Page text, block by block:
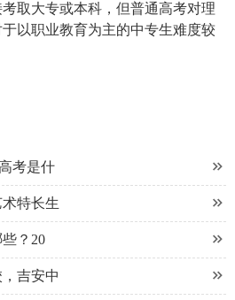
取大专或本科，但普通高考对理
以职业教育为主的中专生难度较

考是什

特长生

？20

吉安中